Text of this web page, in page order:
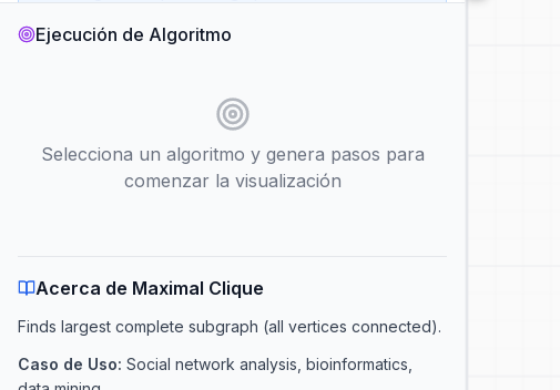
Tiempo:O(3ⁿ/³)
Nodo Inicial
Ejecución de Algoritmo
Selecciona un algoritmo y genera pasos para
comenzar la visualización
Acerca de Maximal Clique
Finds largest complete subgraph (all vertices connected).
Caso de Uso: Social network analysis, bioinformatics,